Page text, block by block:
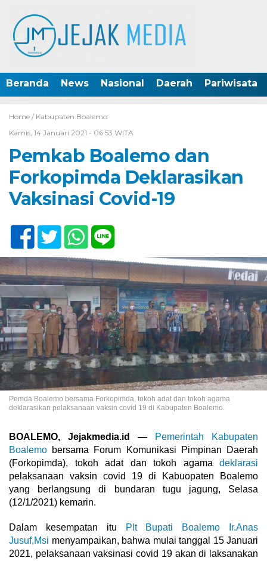
Beranda News Nasional Daerah Pariwisata
Home / Kabupaten Boalemo
Kamis, 14 Januari 2021 - 06:53 WITA
Pemkab Boalemo dan
Forkopimda Deklarasikan
Vaksinasi Covid-19
Pemda Boalemo bersama Forkopimda, tokoh adat dan tokoh agama
deklarasikan pelaksanaan vaksin covid 19 di Kabupaten Boalemo.
BOALEMO, Jejakmedia.id —
Pemerintah Kabupaten
Boalemo bersama Forum Komunikasi Pimpinan Daerah
(Forkopimda), tokoh adat dan tokoh agama deklarasi
pelaksanaan vaksin covid 19 di Kabuopaten Boalemo
yang berlangsung di bundaran tugu jagung, Selasa
(12/1/2021) kemarin.
Dalam kesempatan itu Plt Bupati Boalemo
Ir.Anas
Jusuf,Msi menyampaikan, bahwa mulai tanggal 15 Januari
2021, pelaksanaan vaksinasi covid 19 akan di laksanakan